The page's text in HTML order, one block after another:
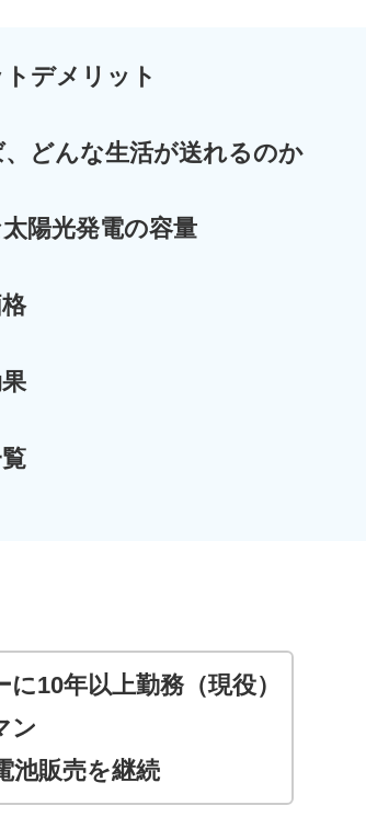
デメリット
、どんな生活が送れるのか
陽光発電の容量
10年以上勤務（現役）
ン
池販売を継続